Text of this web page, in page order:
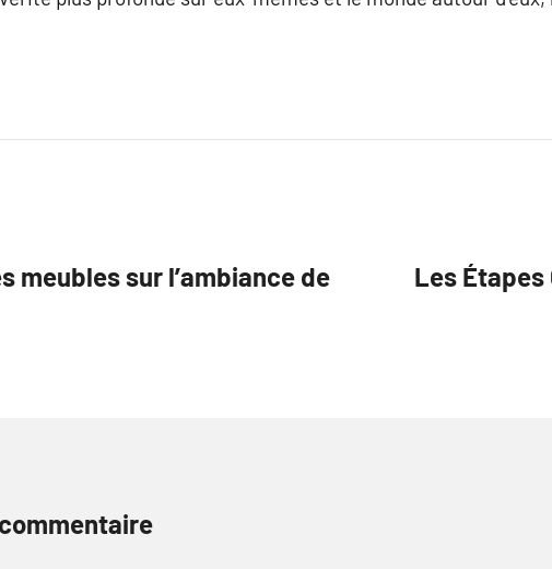
meubles sur l’ambiance de
Les Étapes